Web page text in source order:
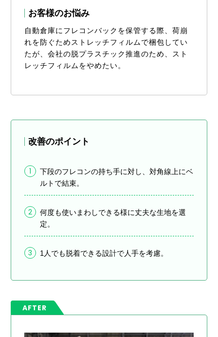
お客様のお悩み
自動倉庫にフレコンバックを保管する際、荷崩
れを防ぐためストレッチフィルムで梱包してい
たが、会社の脱プラスチック推進のため、スト
レッチフィルムをやめたい。
改善のポイント
1
下段のフレコンの持ち手に対し、対角線上にベ
ルトで結束。
2
何度も使いまわしできる様に丈夫な生地を選
定。
3 1人でも脱着できる設計で人手を考慮。
AFTER